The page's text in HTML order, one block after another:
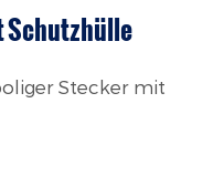
Schutzhülle
Stecker mit